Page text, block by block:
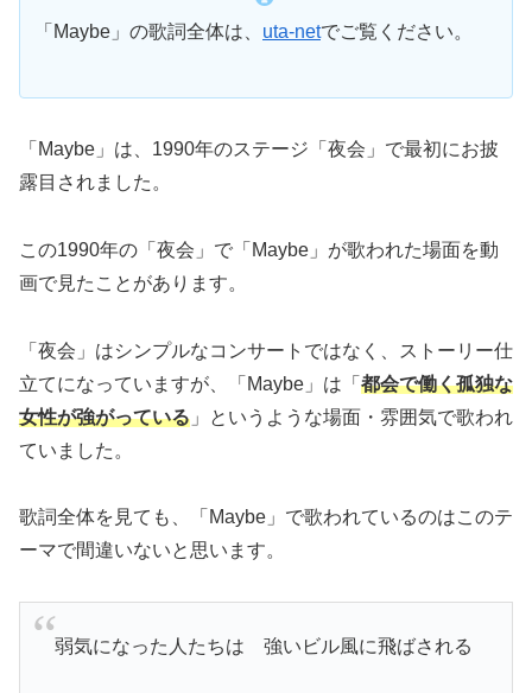
「Maybe」の歌詞全体は、 uta-netでご覧ください。
「Maybe」は、1990年のステージ「夜会」で最初にお披
露目されました。
この1990年の「夜会」で「Maybe」が歌われた場面を動
画で見たことがあります。
「夜会」はシンプルなコンサートではなく、ストーリー仕
立てになっていますが、「Maybe」は「 都会で働く孤独な
女性が強がっている 」というような場面・雰囲気で歌われ
ていました。
歌詞全体を見ても、「Maybe」で歌われているのはこのテ
ーマで間違いないと思います。
弱気になった人たちは 強いビル風に飛ばされる